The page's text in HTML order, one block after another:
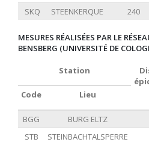
SKQ
STEENKERQUE 240
MESURES RÉALISÉES PAR LE
BENSBERG (UNIVERSITÉ DE
Station
Code Lieu
BGG BURG ELTZ
STB
STEINBACHTALSPERRE